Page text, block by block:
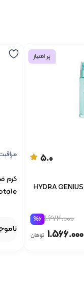
پر امتیاز
5.0
1.674.000
%6
1.566.000 تومان
کرم